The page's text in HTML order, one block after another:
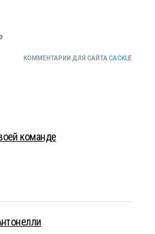
КОММЕНТАРИИ ДЛЯ САЙТА CACKLE
команде